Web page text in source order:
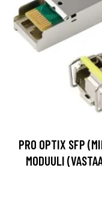
PRO OPTIX SFP
MODUULI